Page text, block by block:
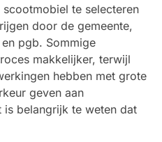
te selecteren
door de gemeente,
pgb. Sommige
makkelijker, terwijl
hebben met grote
geven aan
belangrijk te weten dat